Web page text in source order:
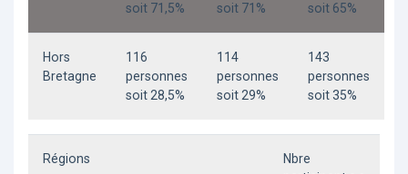
soit 71,5%
soit 71%
soit 65%
Hors
Bretagne
116
personnes
soit 28,5%
114
personnes
soit 29%
143
personnes
soit 35%
Régions
Nbre